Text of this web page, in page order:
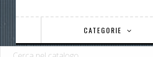
CATEGORIE